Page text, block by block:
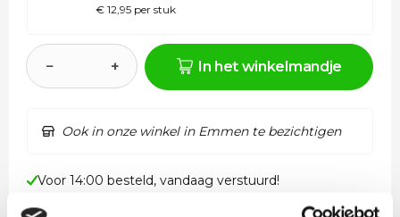
€ 12,95 per stuk
− + In het winkelmandje
Ook in onze winkel in Emmen te bezichtigen
Voor 14:00 besteld, vandaag verstuurd!
Gratis verzending in NL vanaf €50,-